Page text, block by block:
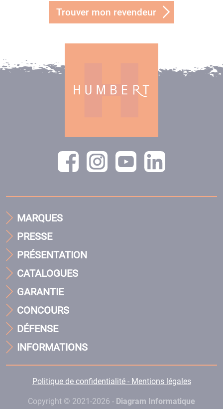
Trouver mon revendeur
MARQUES
PRESSE
PRÉSENTATION
CATALOGUES
GARANTIE
CONCOURS
DÉFENSE
INFORMATIONS
Politique de confidentialité - Mentions légales
Copyright © 2021-2026 - Diagram Informatique